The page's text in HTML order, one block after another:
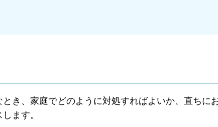
き、家庭でどのように対処すればよいか、直ちに
ます。